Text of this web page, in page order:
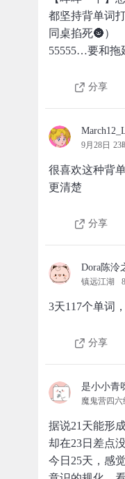
都坚持背单词
同桌掐死🌚）
55555…要和拖
分享
9月28日 23
很喜欢这种背
更清楚
分享
Dora陈泠
镇远江湖
3天117个单词
分享
是小小青
魔鬼营四六
据说21天能形
却在23日差点
今日25天，感